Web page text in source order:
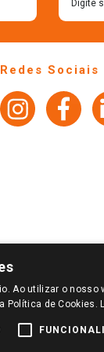
Redes Sociais
O LOGIN, OS PREÇOS
E NA LOJA
Ao utilizar o nosso
Política de Cookies.